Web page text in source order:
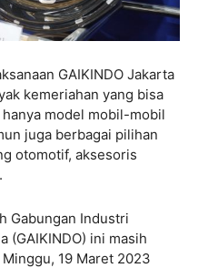
GAIKINDO Jakarta
kemeriahan yang bisa
model mobil-mobil
juga berbagai pilihan
otomotif, aksesoris
Gabungan Industri
(GAIKINDO) ini masih
19 Maret 2023